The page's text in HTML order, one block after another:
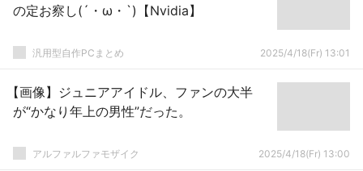
の定お察し(´・ω・`)【Nvidia】
汎用型自作PCまとめ 2025/4/18(Fr) 13:01
【画像】ジュニアアイドル、ファンの大半
が“かなり年上の男性”だった。
アルファルファモザイク 2025/4/18(Fr) 13:00